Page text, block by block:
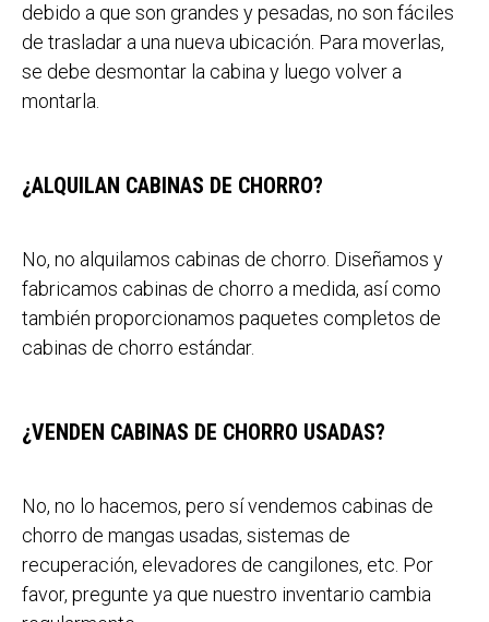
debido a que son grandes y pesadas, no son fáciles
de trasladar a una nueva ubicación. Para moverlas,
se debe desmontar la cabina y luego volver a
montarla.
¿ALQUILAN CABINAS DE CHORRO?
No, no alquilamos cabinas de chorro. Diseñamos y
fabricamos cabinas de chorro a medida, así como
también proporcionamos paquetes completos de
cabinas de chorro estándar.
¿VENDEN CABINAS DE CHORRO USADAS?
No, no lo hacemos, pero sí vendemos cabinas de
chorro de mangas usadas, sistemas de
recuperación, elevadores de cangilones, etc. Por
favor, pregunte ya que nuestro inventario cambia